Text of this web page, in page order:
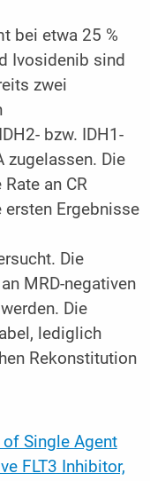
bei etwa 25 %
Ivosidenib sind
zwei
bzw. IDH1-
zugelassen. Die
an CR
Ergebnisse
Die
MRD-negativen
Die
lediglich
Rekonstitution
Single Agent
FLT3 Inhibitor,